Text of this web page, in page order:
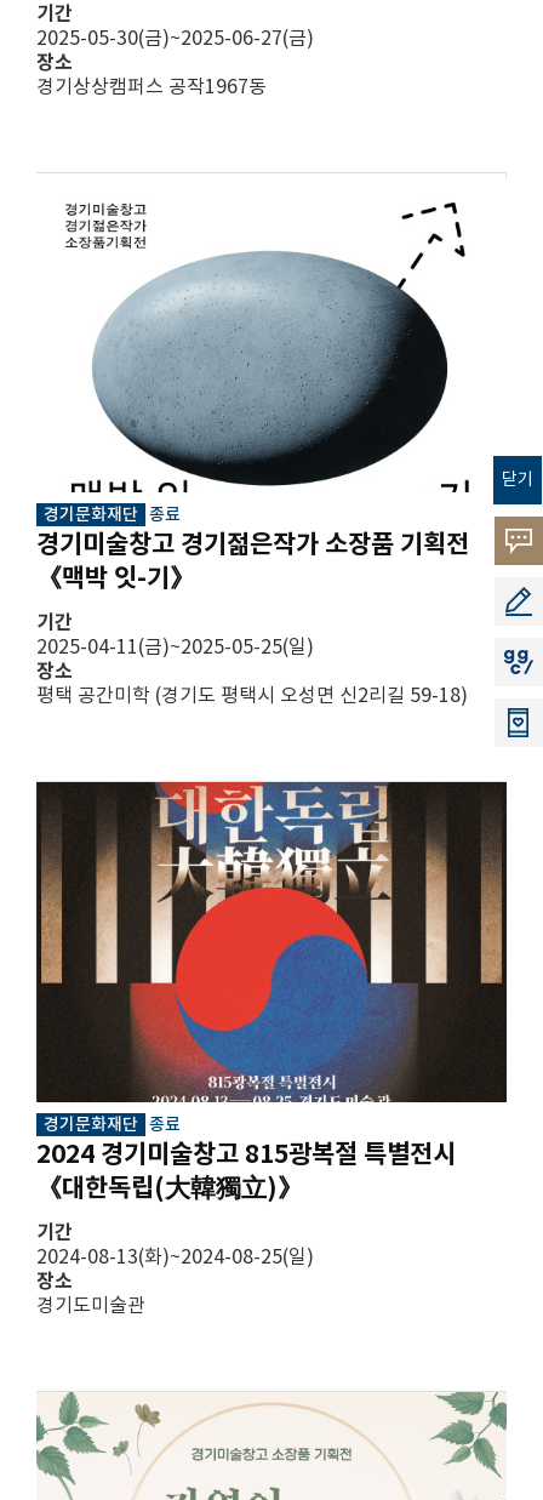
닫기
고객의
소리
공모
지지
기간
2025-05-30(금)~2025-06-27(금)
장소
경기상상캠퍼스 공작1967동
경기문화재단 종료
경기미술창고 경기젊은작가 소장품 기획전
《맥박 잇-기》
기간
2025-04-11(금)~2025-05-25(일)
장소
평택 공간미학 (경기도 평택시 오성면 신2리길 59-18)
경기문화재단 종료
2024 경기미술창고 815광복절 특별전시
《대한독립(大韓獨立)》
기간
2024-08-13(화)~2024-08-25(일)
장소
경기도미술관